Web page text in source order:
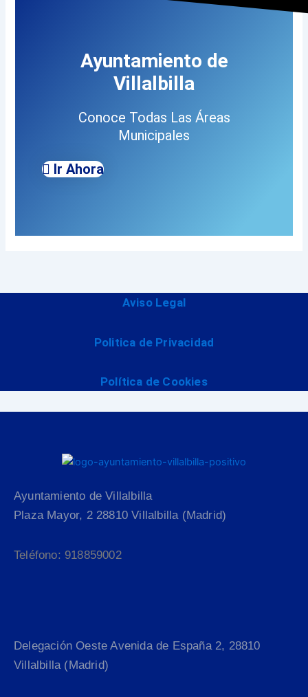
Ayuntamiento de
Villalbilla
Conoce Todas Las Áreas
Municipales
Ir Ahora
Aviso Legal
Politica de Privacidad
Política de Cookies
Ayuntamiento de Villalbilla
Plaza Mayor, 2 28810 Villalbilla (Madrid)
Teléfono: 918859002
Delegación Oeste Avenida de España 2, 28810
Villalbilla (Madrid)